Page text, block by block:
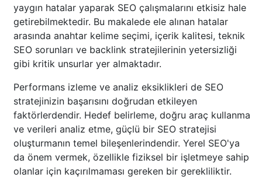
yaygın hatalar yaparak SEO çalışmalarını etkisiz hale
getirebilmektedir. Bu makalede ele alınan hatalar
arasında anahtar kelime seçimi, içerik kalitesi, teknik
SEO sorunları ve backlink stratejilerinin yetersizliği
gibi kritik unsurlar yer almaktadır.
Performans izleme ve analiz eksiklikleri de SEO
stratejinizin başarısını doğrudan etkileyen
faktörlerdendir. Hedef belirleme, doğru araç kullanma
ve verileri analiz etme, güçlü bir SEO stratejisi
oluşturmanın temel bileşenlerindendir. Yerel SEO'ya
da önem vermek, özellikle fiziksel bir işletmeye sahip
olanlar için kaçırılmaması gereken bir gerekliliktir.